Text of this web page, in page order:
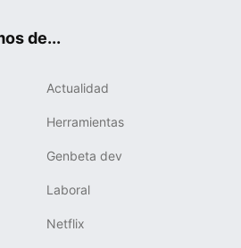
de...
Actualidad
Herramientas
Genbeta dev
Laboral
Netflix